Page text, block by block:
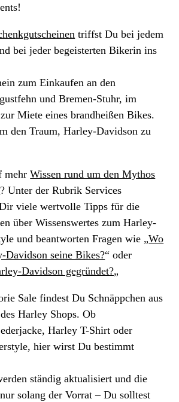
triffst Du bei jedem
bei jeder begeisterten Bikerin ins
zum Einkaufen an den
und Bremen-Stuhr, im
Miete eines brandheißen Bikes.
den Traum, Harley-Davidson zu
mehrWissen rund um den Mythos
? Unter der Rubrik Services
viele wertvolle Tipps für die
über Wissenswertes zum Harley-
und beantworten Fragen wie „Wo
Davidson seine Bikes?“ oder
Davidson gegründet?„
Sale findest Du Schnäppchen aus
Harley Shops. Ob
Harley T-Shirt oder
hier wirst Du bestimmt
ständig aktualisiert und die
solang der Vorrat – Du solltest